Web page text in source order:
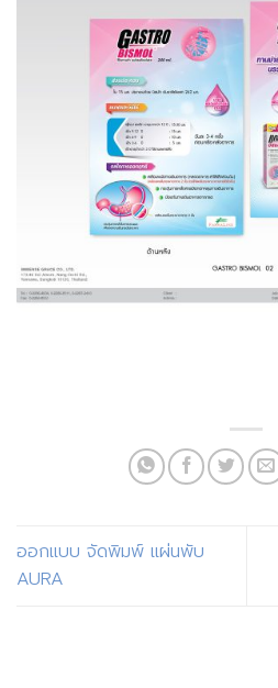
ออกแบบ จัดพิมพ์ แผ่นพับ
AURA